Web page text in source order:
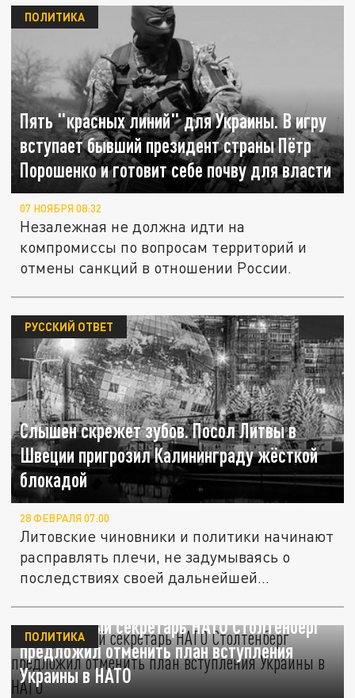
Пять "красных линий" для Украины. В игру
вступает бывший президент страны Пётр
Порошенко и готовит себе почву для власти
ПОЛИТИКА
07 НОЯБРЯ 08:32
Незалежная не должна идти на
компромиссы по вопросам территорий и
отмены санкций в отношении России.
Слышен скрежет зубов. Посол Литвы в
Швеции пригрозил Калининграду жёсткой
блокадой
РУССКИЙ ОТВЕТ
28 ФЕВРАЛЯ 07:00
Литовские чиновники и политики начинают
расправлять плечи, не задумываясь о
последствиях своей дальнейшей...
Генеральный секретарь НАТО Столтенберг
предложил отменить план вступления
Украины в НАТО
ПОЛИТИКА